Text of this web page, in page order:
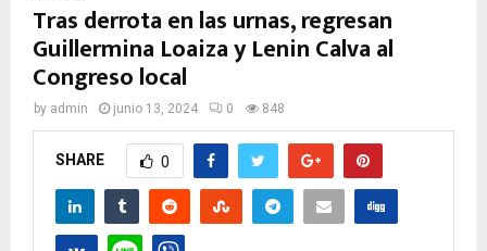
Tras derrota en las urnas, regresan
Guillermina Loaiza y Lenin Calva al
Congreso local
by admin junio 13, 2024 0 848
SHARE 0